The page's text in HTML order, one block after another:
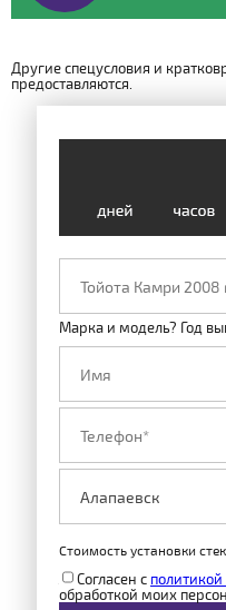
Другие спецусловия и
предоставляются.
Марка и модель? Год
Стоимость установки
Согласен с
обработкой моих